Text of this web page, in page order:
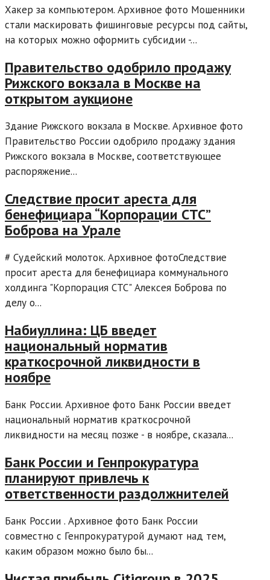
Хакер за компьютером. Архивное фото Мошенники
стали маскировать фишинговые ресурсы под сайты,
на которых можно оформить субсидии -...
Правительство одобрило продажу
Рижского вокзала в Москве на
открытом аукционе
Здание Рижского вокзала в Москве. Архивное фото
Правительство России одобрило продажу здания
Рижского вокзала в Москве, соответствующее
распоряжение...
Следствие просит ареста для
бенефициара “Корпорации СТС”
Боброва на Урале
# Судейский молоток. Архивное фотоСледствие
просит ареста для бенефициара коммунального
холдинга "Корпорация СТС" Алексея Боброва по
делу о...
Набиуллина: ЦБ введет
национальный норматив
краткосрочной ликвидности в
ноябре
Банк России. Архивное фото Банк России введет
национальный норматив краткосрочной
ликвидности на месяц позже - в ноябре, сказала...
Банк России и Генпрокуратура
планируют привлечь к
ответственности раздолжнителей
Банк России . Архивное фото Банк России
совместно с Генпрокуратурой думают над тем,
каким образом можно было бы...